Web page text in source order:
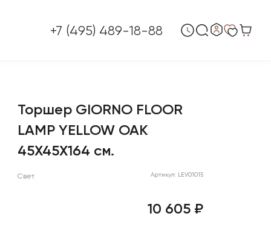
+7 (495) 489-18-88
Торшер GIORNO FLOOR
LAMP YELLOW OAK
45X45X164 см.
Свет Артикул: LEV01015
10 605 ₽